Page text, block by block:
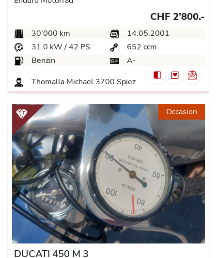
CHF 2’800.-
30’000 km
14.05.2001
31.0 kW / 42 PS
652 ccm
Benzin
A-
Thomalla Michael 3700 Spiez
Occasion
DUCATI 450 M 3